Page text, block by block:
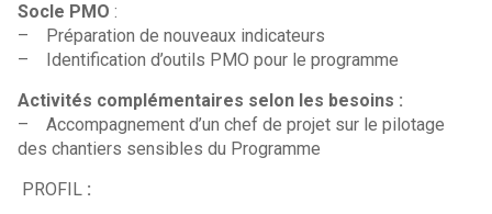
Socle PMO:
– Préparation de nouveaux indicateurs
– Identification d’outils PMO pour le programme
Activités complémentaires selon les besoins :
– Accompagnement d’un chef de projet sur le pilotage
des chantiers sensibles du Programme
PROFIL :